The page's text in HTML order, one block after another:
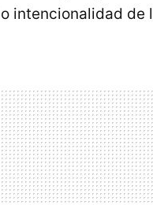
intencionalidad de